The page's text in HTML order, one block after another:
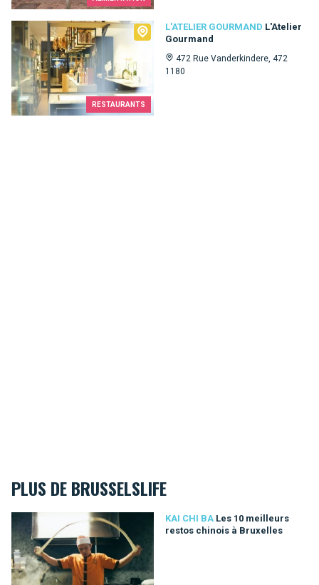
RESTAURANTS
L'ATELIER GOURMAND L'Atelier
Gourmand
472 Rue Vanderkindere, 472
1180
L'Atelier Gourmand
PLUS DE BRUSSELSLIFE
KAI CHI BA Les 10 meilleurs
restos chinois à Bruxelles
Les 10 meilleurs restos chinois à Bruxelles